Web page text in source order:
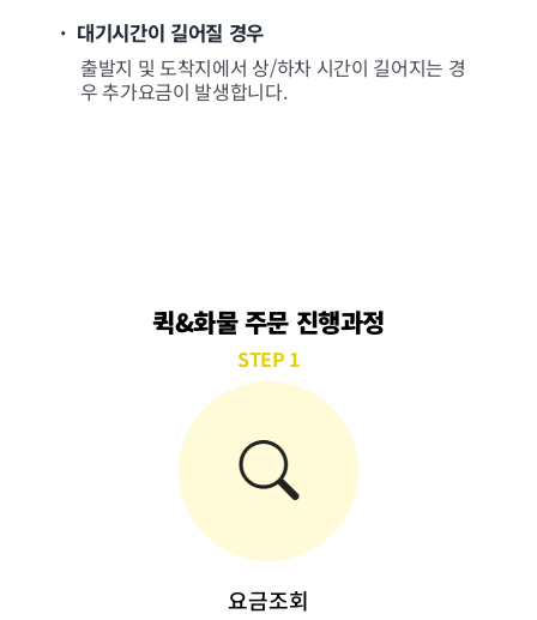
· 대기시간이 길어질 경우
출발지 및 도착지에서 상/하차 시간이 길어지는 경
우 추가요금이 발생합니다.
퀵&화물 주문 진행과정
STEP 1
요금조회